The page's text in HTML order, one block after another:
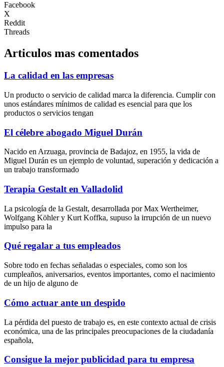
Facebook
X
Reddit
Threads
Articulos mas comentados
La calidad en las empresas
Un producto o servicio de calidad marca la diferencia. Cumplir con
unos estándares mínimos de calidad es esencial para que los
productos o servicios tengan
El célebre abogado Miguel Durán
Nacido en Arzuaga, provincia de Badajoz, en 1955, la vida de
Miguel Durán es un ejemplo de voluntad, superación y dedicación a
un trabajo transformado
Terapia Gestalt en Valladolid
La psicología de la Gestalt, desarrollada por Max Wertheimer,
Wolfgang Köhler y Kurt Koffka, supuso la irrupción de un nuevo
impulso para la
Qué regalar a tus empleados
Sobre todo en fechas señaladas o especiales, como son los
cumpleaños, aniversarios, eventos importantes, como el nacimiento
de un hijo de alguno de
Cómo actuar ante un despido
La pérdida del puesto de trabajo es, en este contexto actual de crisis
económica, una de las principales preocupaciones de la ciudadanía
española,
Consigue la mejor publicidad para tu empresa